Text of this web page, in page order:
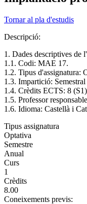
Tornar al pla d'estudis
Descripció:
1. Dades descriptives de
1.1. Codi: MAE 17.
1.2. Tipus d'assignatura:
1.3. Impartició: Semestral
1.4. Crèdits ECTS: 8 (S1)
1.5. Professor
1.6. Idioma: Castellà i
Tipus assignatura
Optativa
Semestre
Anual
Curs
1
Crèdits
8.00
Coneixements previs: